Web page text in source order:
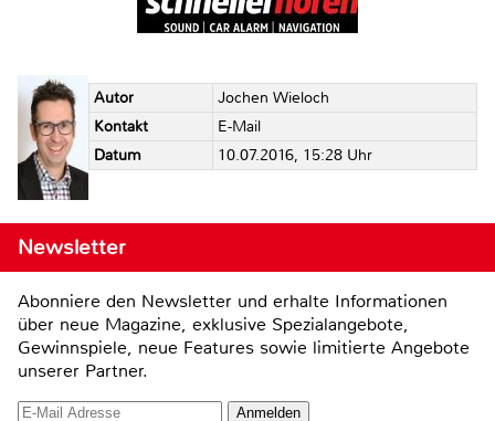
Autor
Jochen Wieloch
Kontakt
E-Mail
Datum
10.07.2016, 15:28 Uhr
Newsletter
Abonniere den Newsletter und erhalte Informationen
über neue Magazine, exklusive Spezialangebote,
Gewinnspiele, neue Features sowie limitierte Angebote
unserer Partner.